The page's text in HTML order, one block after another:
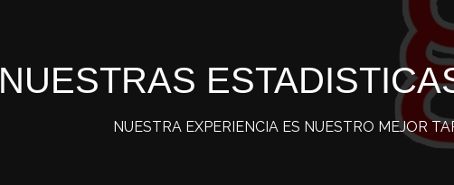
NUESTRAS
NUESTRA EXPERIENCIA ES NUESTRO MEJOR